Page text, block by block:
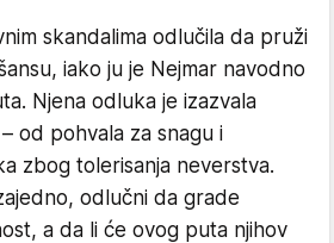
skandalima odlučila da pruži
iako ju je Nejmar navodno
Njena odluka je izazvala
od pohvala za snagu i
zbog tolerisanja neverstva.
odlučni da grade
a da li će ovog puta njihov